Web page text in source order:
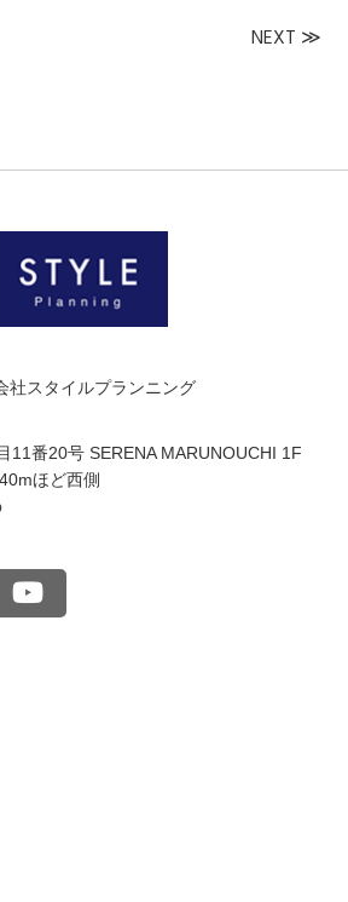
NEXT ≫
社スタイルプランニング
11番20号 SERENA MARUNOUCHI 1F
ほど西側